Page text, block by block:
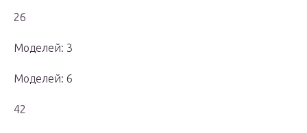
26
Моделей: 3
Моделей: 6
42